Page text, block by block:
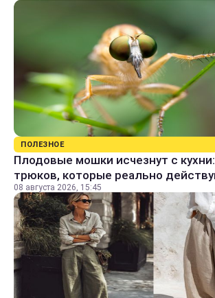
ПОЛЕЗНОЕ
Плодовые мошки исчезнут с
трюков, которые реально
08 августа 2026, 15:45